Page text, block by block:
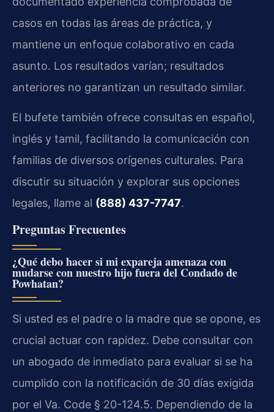
casos en todas las áreas de práctica, y
mantiene un enfoque colaborativo en cada
asunto. Los resultados varían; resultados
anteriores no garantizan un resultado similar.
El bufete también ofrece consultas en español,
inglés y tamil, facilitando la comunicación con
familias de diversos orígenes culturales. Para
discutir su situación y explorar sus opciones
legales, llame al (888) 437-7747.
Preguntas Frecuentes
¿Qué debo hacer si mi expareja amenaza con
mudarse con nuestro hijo fuera del Condado de
Powhatan?
Si usted es el padre o la madre que se opone, es
crucial actuar con rapidez. Debe consultar con
un abogado de inmediato para evaluar si se ha
cumplido con la notificación de 30 días exigida
por el Va. Code § 20-124.5. Dependiendo de la